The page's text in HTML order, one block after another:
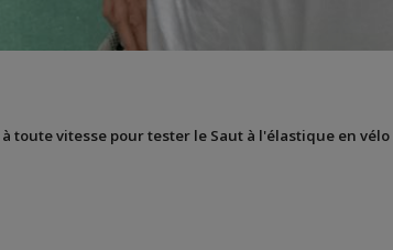
toute vitesse pour tester le Saut à l'élastique en vélo